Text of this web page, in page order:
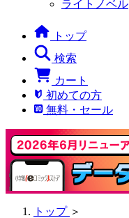
ライトノベル
トップ
検索
カート
初めての方
無料・セール
トップ ＞